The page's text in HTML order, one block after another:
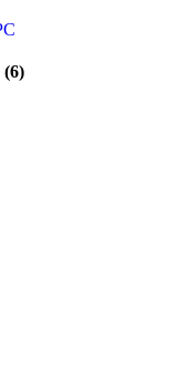
(6)